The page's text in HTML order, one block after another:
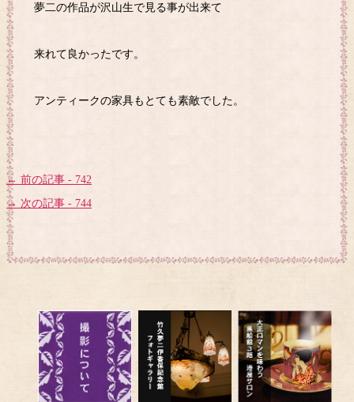
夢二の作品が沢山生で見る事が出来て
来れて良かったです。
アンティークの家具もとても素敵でした。
← 前の記事 - 742
→ 次の記事 - 744